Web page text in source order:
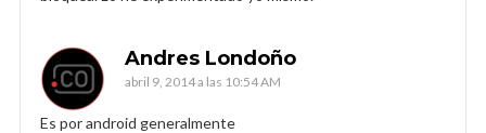
Andres Londoño
abril 9, 2014 a las 10:54 AM
Es por android generalmente